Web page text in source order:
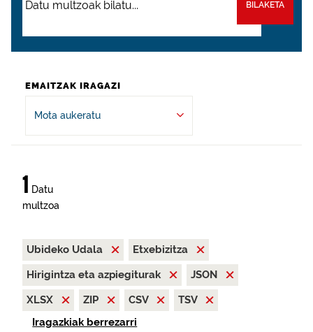
BILAKETA
EMAITZAK IRAGAZI
Mota aukeratu
1 Datu
multzoa
Ubideko Udala
Etxebizitza
Hirigintza eta azpiegiturak
JSON
XLSX
ZIP CSV
TSV
Iragazkiak berrezarri